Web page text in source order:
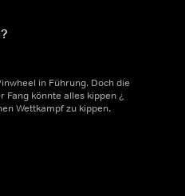
in Führung. Doch die
Fang könnte alles kippen ¿
Wettkampf zu kippen.